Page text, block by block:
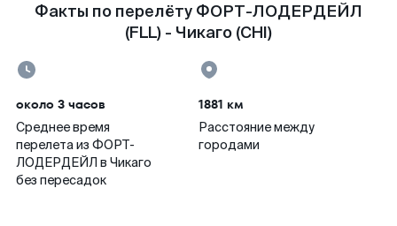
Факты по перелёту ФОРТ-ЛОДЕРДЕЙЛ
(FLL) - Чикаго (CHI)
около 3 часов
Среднее время
перелета из ФОРТ-
ЛОДЕРДЕЙЛ в Чикаго
без пересадок
1881 км
Расстояние между
городами